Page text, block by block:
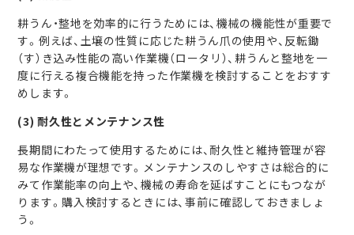
耕うん・整地を効率的に行うためには、機械の機能性が重要で
す。例えば、土壌の性質に応じた耕うん爪の使用や、反転鋤
（す）き込み性能の高い作業機（ロータリ）、耕うんと整地を一
度に行える複合機能を持った作業機を検討することをおすす
めします。
(3) 耐久性とメンテナンス性
長期間にわたって使用するためには、耐久性と維持管理が容
易な作業機が理想です。メンテナンスのしやすさは総合的に
みて作業能率の向上や、機械の寿命を延ばすことにもつなが
ります。購入検討するときには、事前に確認しておきましょ
う。